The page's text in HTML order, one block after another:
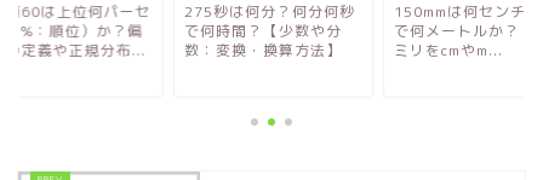
値60は上位何パーセ
（%：順位）か？偏
の定義や正規分布...
275秒は何分？何分何秒
で何時間？【少数や分
数：変換・換算方法】
150mmは何センチ
で何メートルか？【
ミリをcmやm...